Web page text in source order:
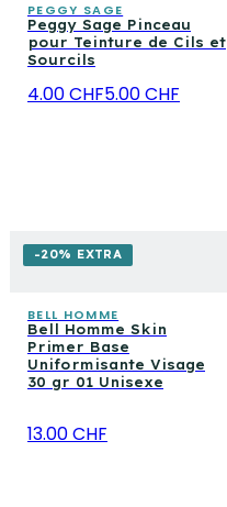
PEGGY SAGE
Peggy Sage Pinceau
pour Teinture de Cils et
Sourcils
4.00 CHF5.00 CHF
-20% EXTRA
BELL HOMME
Bell Homme Skin
Primer Base
Uniformisante Visage
30 gr 01 Unisexe
13.00 CHF